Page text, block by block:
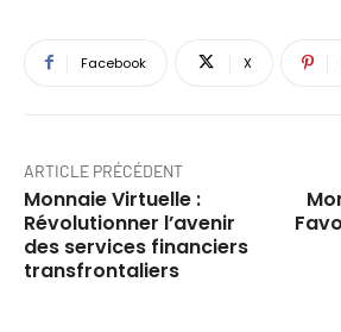
Facebook X
ARTICLE PRÉCÉDENT
Monnaie Virtuelle :
Révolutionner l’avenir
des services financiers
transfrontaliers